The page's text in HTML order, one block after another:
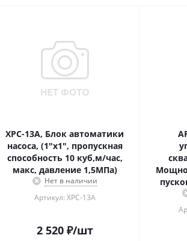
XPC-13A, Блок автоматики
насоса, (1"х1", пропускная
способность 10 куб,м/час,
макс, давление 1,5МПа)
Нет в наличии
Артикул: XPC-13A
2 520₽/шт